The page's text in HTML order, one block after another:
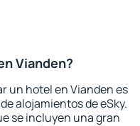
Vianden?
un hotel en Vianden es
alojamientos de eSky.
se incluyen una gran